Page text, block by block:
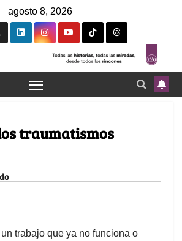
agosto 8, 2026
traumatismos
trabajo que ya no funciona o